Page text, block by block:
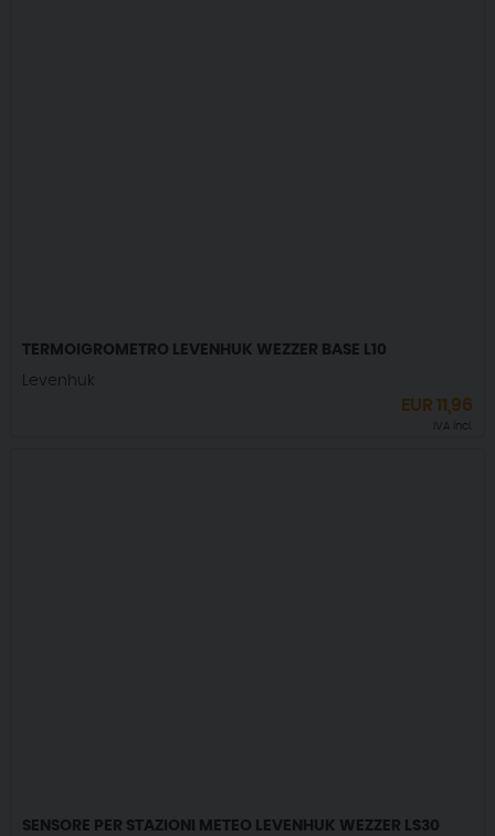
TERMOIGROMETRO LEVENHUK WEZZER BASE L10
Levenhuk
EUR11,96
IVA incl.
SENSORE PER STAZIONI METEO LEVENHUK WEZZER LS30